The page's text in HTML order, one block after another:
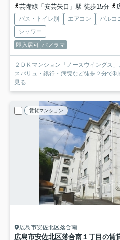
芸備線「安芸矢口」駅 徒歩15分
広
バス・トイレ別 エアコン バルコ
シャワー
即入居可 パノラマ
２ＤＫマンション「ノースウイングス
スバリュ・銀行・病院など徒歩２分で利
見る
賃貸マンション
広島市安佐北区落合南
広島市安佐北区落合南１丁目の賃